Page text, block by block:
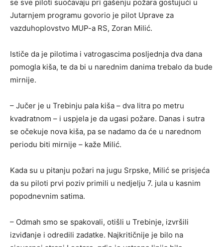
se sve piloti suočavaju pri gašenju požara gostujući u
Јutarnjem programu govorio je pilot Uprave za
vazduhoplovstvo MUP-a RS, Zoran Milić.
Ističe da je pilotima i vatrogascima posljednja dva dana
pomogla kiša, te da bi u narednim danima trebalo da bude
mirnije.
– Јučer je u Trebinju pala kiša – dva litra po metru
kvadratnom – i uspjela je da ugasi požare. Danas i sutra
se očekuje nova kiša, pa se nadamo da će u narednom
periodu biti mirnije – kaže Milić.
Kada su u pitanju požari na jugu Srpske, Milić se prisjeća
da su piloti prvi poziv primili u nedjelju 7. jula u kasnim
popodnevnim satima.
– Odmah smo se spakovali, otišli u Trebinje, izvršili
izviđanje i odredili zadatke. Najkritičnije je bilo na